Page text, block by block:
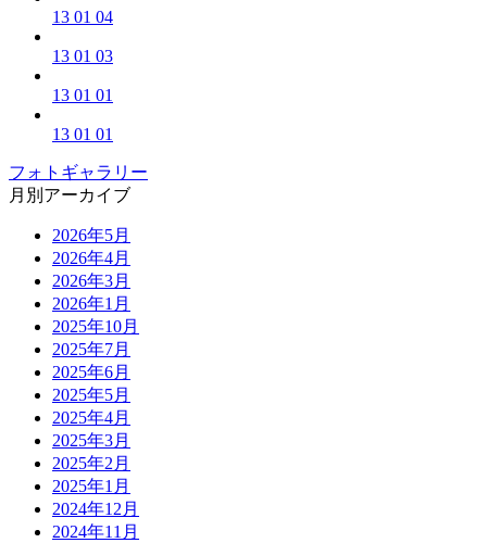
13 01 04
13 01 03
13 01 01
13 01 01
フォトギャラリー
月別アーカイブ
2026年5月
2026年4月
2026年3月
2026年1月
2025年10月
2025年7月
2025年6月
2025年5月
2025年4月
2025年3月
2025年2月
2025年1月
2024年12月
2024年11月